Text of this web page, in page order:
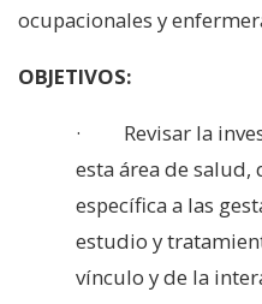
ocupacionales y
OBJETIVOS:
· Revisar la
esta área de salud,
específica a las
estudio y
vínculo y de la